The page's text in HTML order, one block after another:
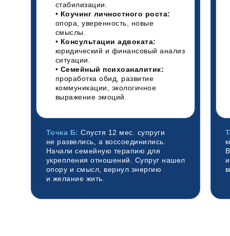
Точка Б: Спустя 12 мес. супруги
не развелись, а воссоединились.
Начали семейную терапию для
укрепления отношений. Супруг нашел
опору и смысл, вернул энергию
и желание жить.
стабилизации.
• Коучинг личностного роста:
опора, уверенность, новые
смыслы.
• Консультации адвоката:
юридический и финансовый анализ
ситуации.
• Семейный психоаналитик:
проработка обид, развитие
коммуникации, экологичное
выражение эмоций.